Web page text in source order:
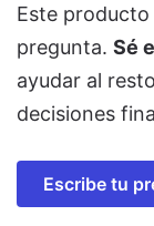
Este
pregunta. Sé
ayudar al
decisiones
Escribe tu